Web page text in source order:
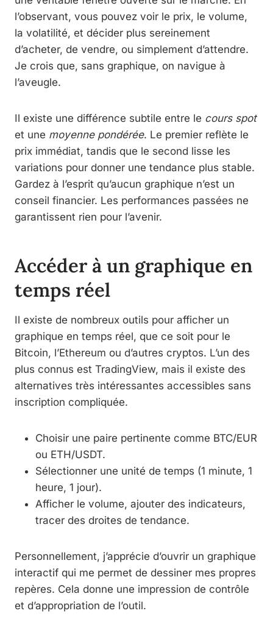
l’observant, vous pouvez voir le prix, le volume,
la volatilité, et décider plus sereinement
d’acheter, de vendre, ou simplement d’attendre.
Je crois que, sans graphique, on navigue à
l’aveugle.
Il existe une différence subtile entre le cours spot
et une moyenne pondérée. Le premier reflète le
prix immédiat, tandis que le second lisse les
variations pour donner une tendance plus stable.
Gardez à l’esprit qu’aucun graphique n’est un
conseil financier. Les performances passées ne
garantissent rien pour l’avenir.
Accéder à un graphique en
temps réel
Il existe de nombreux outils pour afficher un
graphique en temps réel, que ce soit pour le
Bitcoin, l’Ethereum ou d’autres cryptos. L’un des
plus connus est TradingView, mais il existe des
alternatives très intéressantes accessibles sans
inscription compliquée.
Choisir une paire pertinente comme BTC/EUR
ou ETH/USDT.
Sélectionner une unité de temps (1 minute, 1
heure, 1 jour).
Afficher le volume, ajouter des indicateurs,
tracer des droites de tendance.
Personnellement, j’apprécie d’ouvrir un graphique
interactif qui me permet de dessiner mes propres
repères. Cela donne une impression de contrôle
et d’appropriation de l’outil.